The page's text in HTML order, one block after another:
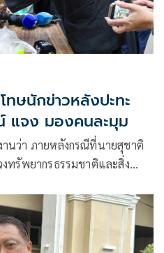
ษนักข่าวหลังปะทะ
แจง มองคนละมุม
นว่า ภายหลังกรณีที่นายสุชาติ
ทรัพยากรธรรมชาติและสิ่ง